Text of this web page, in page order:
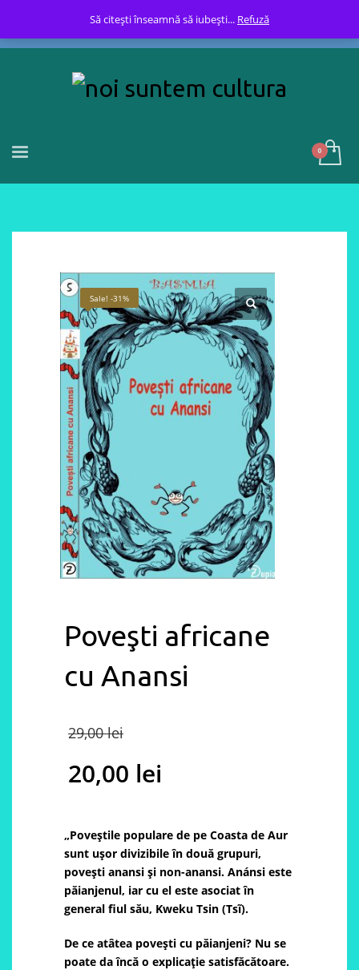
Sale! -31%
Poveşti africane
cu Anansi
29,00lei
price
29,00 lei.
20,00 lei
price
is:
20,00 lei.
„Poveștile populare de pe Coasta de Aur
sunt ușor divizibile în două grupuri,
povești anansi și non-anansi. Anánsi este
păianjenul, iar cu el este asociat în
general fiul său, Kweku Tsin (Tsĩ).
De ce atâtea povești cu păianjeni? Nu se
poate da încă o explicație satisfăcătoare.
Să citești înseamnă să iubești... Refuză